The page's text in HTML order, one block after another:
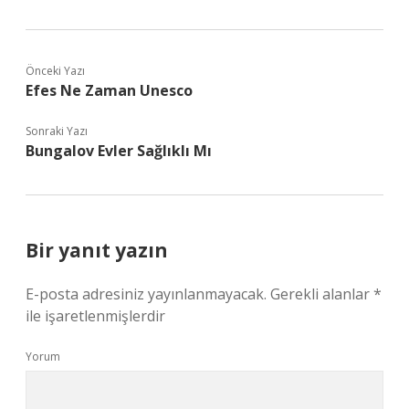
Önceki Yazı
Efes Ne Zaman Unesco
Sonraki Yazı
Bungalov Evler Sağlıklı Mı
Bir yanıt yazın
E-posta adresiniz yayınlanmayacak. Gerekli alanlar*
ile işaretlenmişlerdir
Yorum